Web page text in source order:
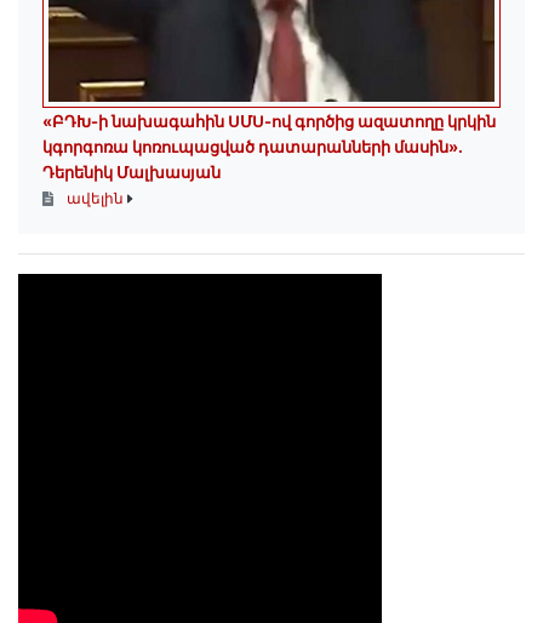
«ԲԴԽ-ի նախագահին ՍՄՍ-ով գործից ազատողը կրկին
կգորգոռա կոռուպացված դատարանների մասին».
Դերենիկ Մալխասյան
ավելին